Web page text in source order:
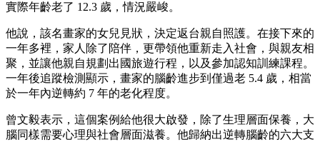
實際年齡老了 12.3 歲，情況嚴峻。
他說，該名畫家的女兒見狀，決定返台親自照護。在接下來的
一年多裡，家人除了陪伴，更帶領他重新走入社會，與親友相
聚，並讓他親自規劃出國旅遊行程，以及參加認知訓練課程。
一年後追蹤檢測顯示，畫家的腦齡進步到僅過老 5.4 歲，相當
於一年內逆轉約 7 年的老化程度。
曾文毅表示，這個案例給他很大啟發，除了生理層面保養，大
腦同樣需要心理與社會層面滋養。他歸納出逆轉腦齡的六大支